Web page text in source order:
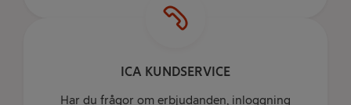
ICA KUNDSERVICE
Har du frågor om erbjudanden, inloggning